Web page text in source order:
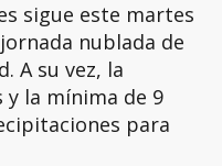
sigue este martes
nublada de
A su vez, la
y la mínima de 9
para